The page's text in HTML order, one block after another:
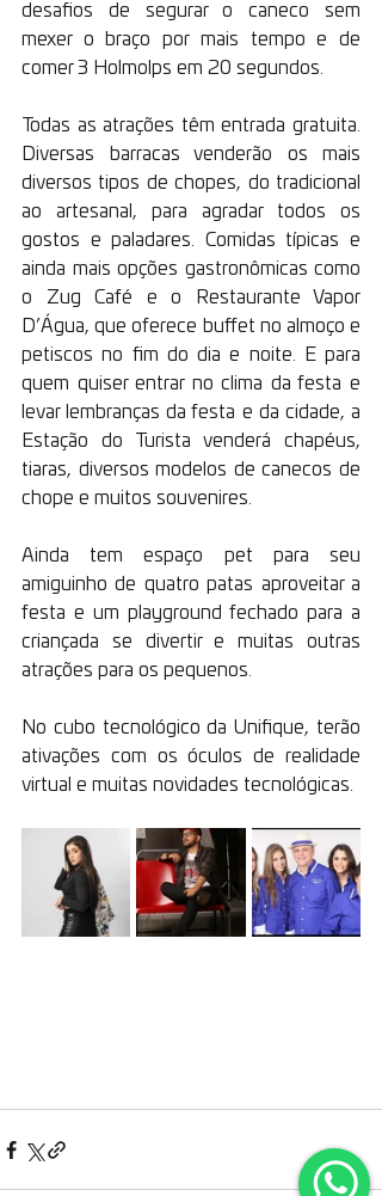
desafios de segurar o caneco sem
mexer o braço por mais tempo e de
comer 3 Holmolps em 20 segundos.
Todas as atrações têm entrada gratuita.
Diversas barracas venderão os mais
diversos tipos de chopes, do tradicional
ao artesanal, para agradar todos os
gostos e paladares. Comidas típicas e
ainda mais opções gastronômicas como
o Zug Café e o Restaurante Vapor
D’Água, que oferece buffet no almoço e
petiscos no fim do dia e noite. E para
quem quiser entrar no clima da festa e
levar lembranças da festa e da cidade, a
Estação do Turista venderá chapéus,
tiaras, diversos modelos de canecos de
chope e muitos souvenires.
Ainda tem espaço pet para seu
amiguinho de quatro patas aproveitar a
festa e um playground fechado para a
criançada se divertir e muitas outras
atrações para os pequenos.
No cubo tecnológico da Unifique, terão
ativações com os óculos de realidade
virtual e muitas novidades tecnológicas.